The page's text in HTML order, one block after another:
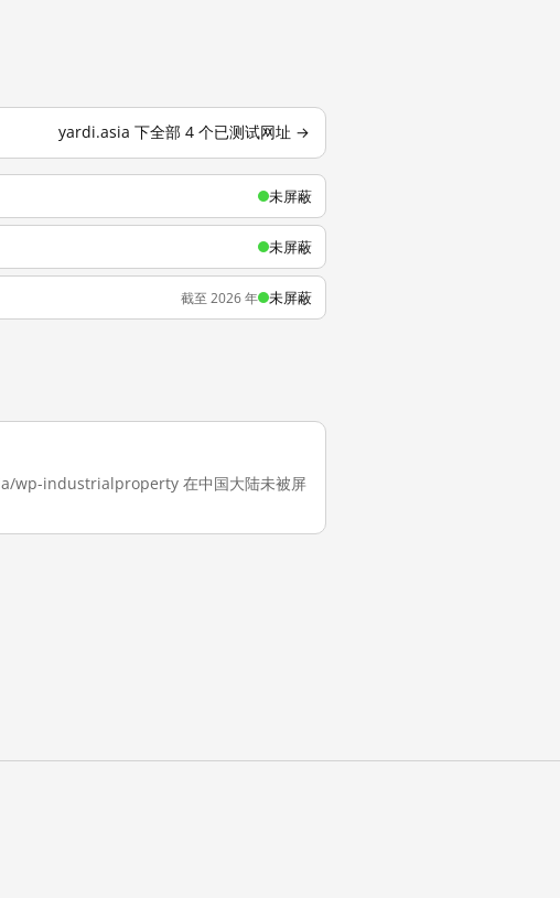
yardi.asia 下全部 4 个已测试网址 →
未屏蔽
未屏蔽
截至 2026 年 未屏蔽
wp-industrialproperty 在中国大陆未被屏